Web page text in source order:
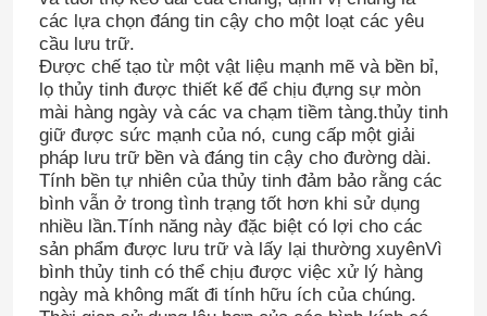
các lựa chọn đáng tin cậy cho một loạt các yêu
cầu lưu trữ.
Được chế tạo từ một vật liệu mạnh mẽ và bền bỉ,
lọ thủy tinh được thiết kế để chịu đựng sự mòn
mài hàng ngày và các va chạm tiềm tàng.thủy tinh
giữ được sức mạnh của nó, cung cấp một giải
pháp lưu trữ bền và đáng tin cậy cho đường dài.
Tính bền tự nhiên của thủy tinh đảm bảo rằng các
bình vẫn ở trong tình trạng tốt hơn khi sử dụng
nhiều lần.Tính năng này đặc biệt có lợi cho các
sản phẩm được lưu trữ và lấy lại thường xuyênVì
bình thủy tinh có thể chịu được việc xử lý hàng
ngày mà không mất đi tính hữu ích của chúng.